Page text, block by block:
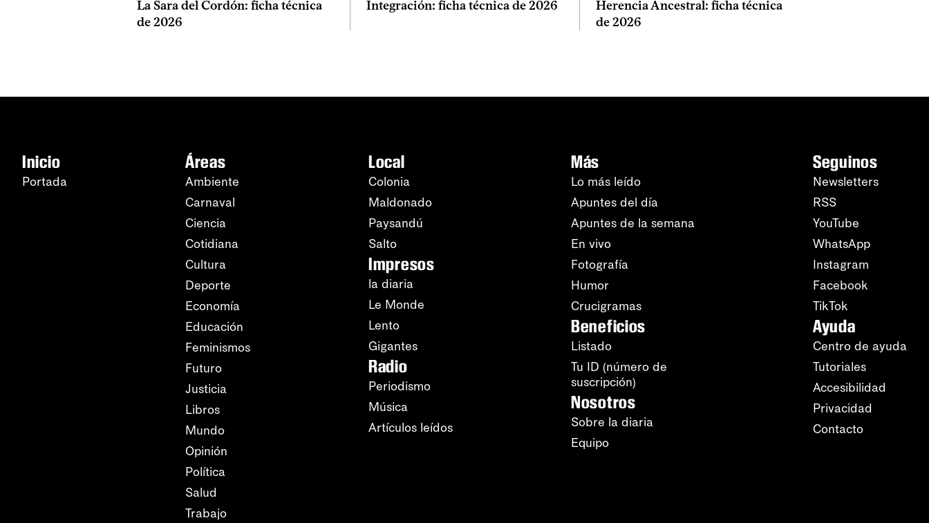
La Sara del Cordón: ficha técnica
de 2026
Integración: ficha técnica de 2026
Herencia Ancestral: ficha técnica
de 2026
Inicio
Portada
Áreas
Ambiente
Carnaval
Ciencia
Cotidiana
Cultura
Deporte
Economía
Educación
Feminismos
Futuro
Justicia
Libros
Mundo
Opinión
Política
Salud
Trabajo
Local
Colonia
Maldonado
Paysandú
Salto
Impresos
la diaria
Le Monde
Lento
Gigantes
Radio
Periodismo
Música
Artículos leídos
Más
Lo más leído
Apuntes del día
Apuntes de la semana
En vivo
Fotografía
Humor
Crucigramas
Beneficios
Listado
Tu ID (número de
suscripción)
Nosotros
Sobre la diaria
Equipo
Seguinos
Newsletters
RSS
YouTube
WhatsApp
Instagram
Facebook
TikTok
Ayuda
Centro de ayuda
Tutoriales
Accesibilidad
Privacidad
Contacto